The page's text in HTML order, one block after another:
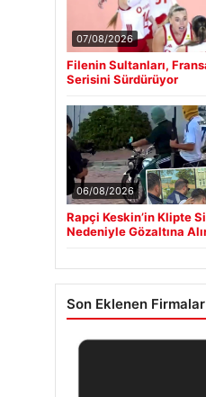
07/08/2026
Filenin Sultanları,
Serisini Sürdürüyor
06/08/2026
Rapçi Keskin’in Klipte
Nedeniyle Gözaltına
Son Eklenen Firmalar